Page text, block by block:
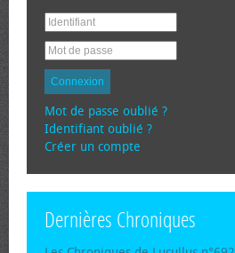
Connexion
Mot de passe oublié ?
Identifiant oublié ?
Créer un compte
Dernières Chroniques